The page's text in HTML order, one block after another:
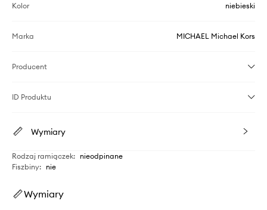
Kolor niebieski
Marka MICHAEL Michael Kors
Producent
ID Produktu
Wymiary
Rodzaj ramiączek: nieodpinane
Fiszbiny: nie
Wymiary